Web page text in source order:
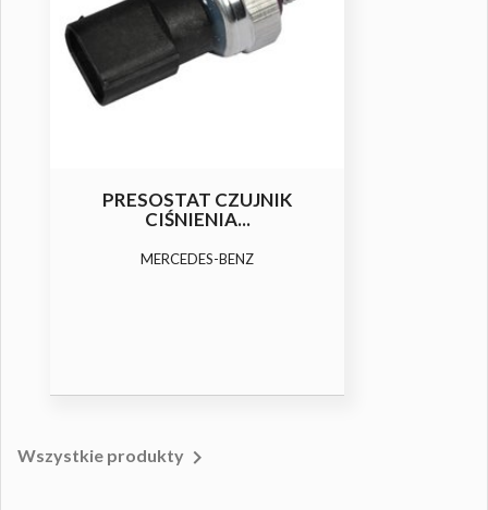
KLUCZ PORTU SERWISOWEGO
Dwustronny klucz portów serwisowych GM
Wszystkie produkty 